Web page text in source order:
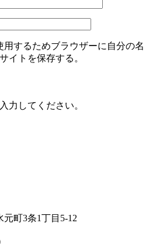
用するためブラウザーに自分の名
イトを保存する。
力してください。
町3条1丁目5-12